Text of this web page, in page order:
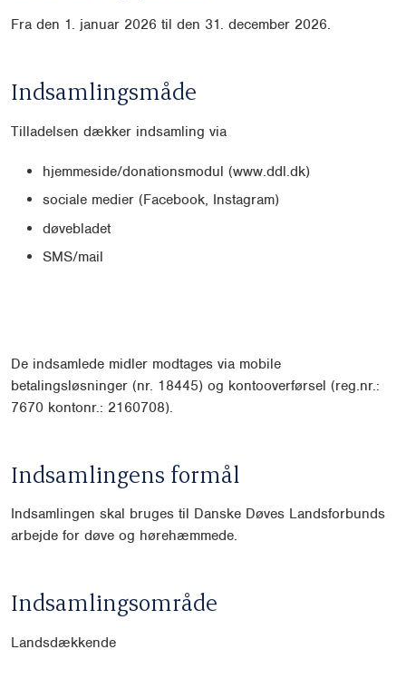
Fra den 1. januar 2026 til den 31. december 2026.
Indsamlingsmåde
Tilladelsen dækker indsamling via
hjemmeside/donationsmodul (www.ddl.dk)
sociale medier (Facebook, Instagram)
døvebladet
SMS/mail
De indsamlede midler modtages via mobile
betalingsløsninger (nr. 18445) og kontooverførsel (reg.nr.:
7670 kontonr.: 2160708).
Indsamlingens formål
Indsamlingen skal bruges til Danske Døves Landsforbunds
arbejde for døve og hørehæmmede.
Indsamlingsområde
Landsdækkende